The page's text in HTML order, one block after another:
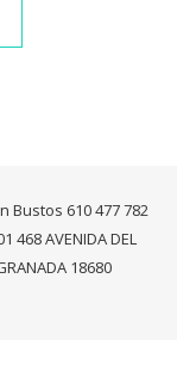
Bustos 610 477 782
468 AVENIDA DEL
18680